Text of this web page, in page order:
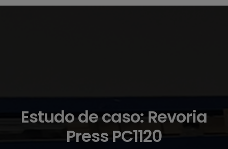
Estudo de caso: Revoria
Press PC1120